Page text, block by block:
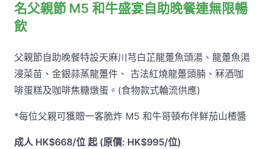
名父親節 M5 和牛盛宴自助晚餐連無限暢
飲
父親節自助晚餐特設天麻川芎白芷龍躉魚頭湯、龍躉魚湯
浸菜苗、金銀蒜蒸龍躉件、 古法紅燒龍躉頭腩、冧酒咖
啡蛋糕及咖啡焦糖燉蛋。(食物款式輪流供應)
*每位父親可獲贈一客脆炸 M5 和牛哥頓布伴鮮茄山楂醬
成人 HK$668/位 起 (原價: HK$995/位)